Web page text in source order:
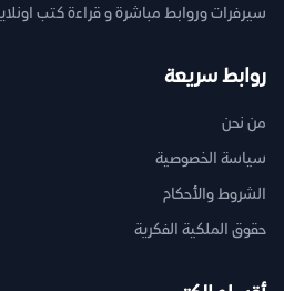
سيرفرات وروابط مباشرة و قراءة كتب
روابط سريعة
من نحن
سياسة الخصوصية
الشروط والأحكام
حقوق الملكية الفكرية